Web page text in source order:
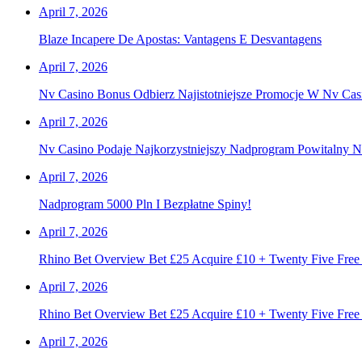
April 7, 2026
Blaze Incapere De Apostas: Vantagens E Desvantagens
April 7, 2026
Nv Casino Bonus Odbierz Najistotniejsze Promocje W Nv
April 7, 2026
Nv Casino Podaje Najkorzystniejszy Nadprogram Powitalny
April 7, 2026
Nadprogram 5000 Pln I Bezpłatne Spiny!
April 7, 2026
Rhino Bet Overview Bet £25 Acquire £10 + Twenty Five Free
April 7, 2026
Rhino Bet Overview Bet £25 Acquire £10 + Twenty Five Free
April 7, 2026